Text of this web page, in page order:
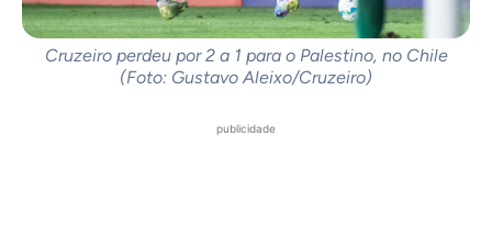
Cruzeiro perdeu por 2 a 1 para o Palestino, no Chile
(Foto: Gustavo Aleixo/Cruzeiro)
publicidade